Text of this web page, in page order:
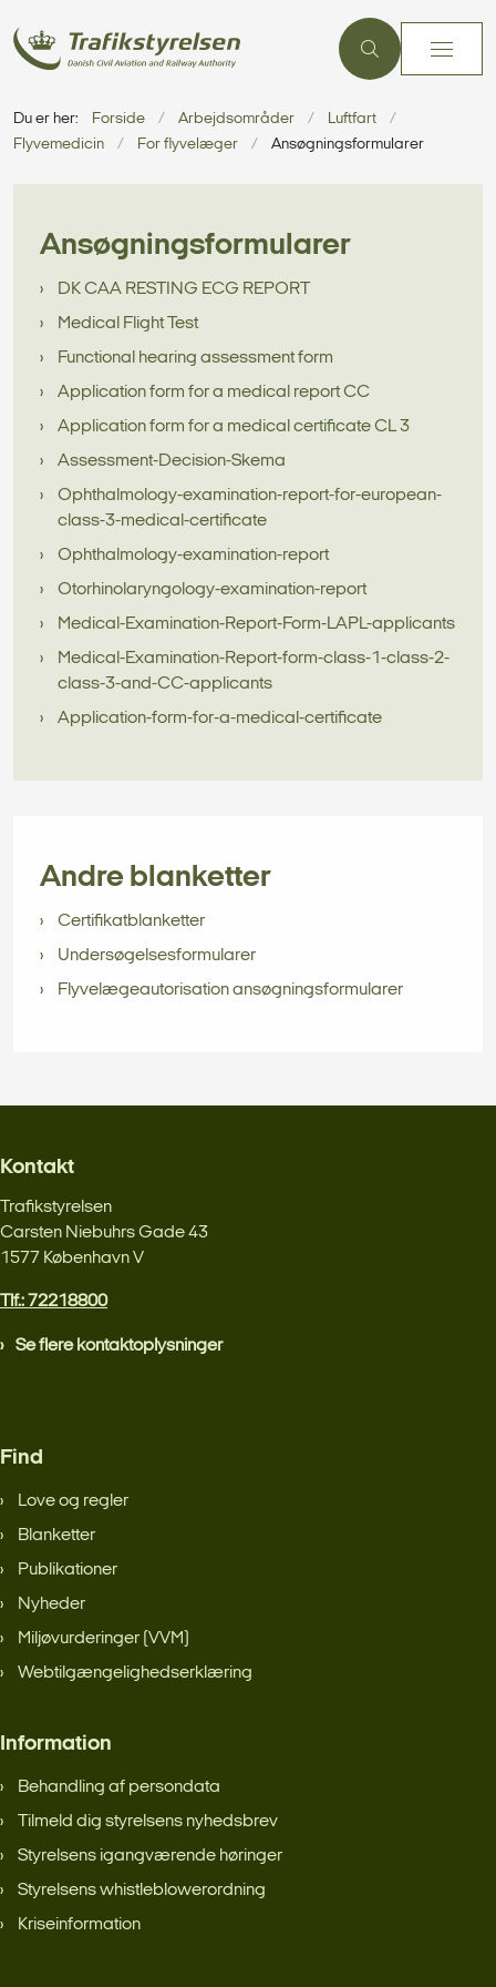
Du er her: Forside Arbejdsområder
Luftfart
Flyvemedicin
For flyvelæger Ansøgningsformularer
Ansøgningsformularer
DK CAA RESTING ECG REPORT
Medical Flight Test
Functional hearing assessment form
Application form for a medical report CC
Application form for a medical certificate CL 3
Assessment-Decision-Skema
Ophthalmology-examination-report-for-european-
class-3-medical-certificate
Ophthalmology-examination-report
Otorhinolaryngology-examination-report
Medical-Examination-Report-Form-LAPL-applicants
Medical-Examination-Report-form-class-1-class-2-
class-3-and-CC-applicants
Application-form-for-a-medical-certificate
Andre blanketter
Certifikatblanketter
Undersøgelsesformularer
Flyvelægeautorisation ansøgningsformularer
Kontakt
Trafikstyrelsen
Carsten Niebuhrs Gade 43
1577 København V
Tlf.: 72218800
Se flere kontaktoplysninger
Find
Love og regler
Blanketter
Publikationer
Nyheder
Miljøvurderinger (VVM)
Webtilgængelighedserklæring
Information
Behandling af persondata
Tilmeld dig styrelsens nyhedsbrev
Styrelsens igangværende høringer
Styrelsens whistleblowerordning
Kriseinformation